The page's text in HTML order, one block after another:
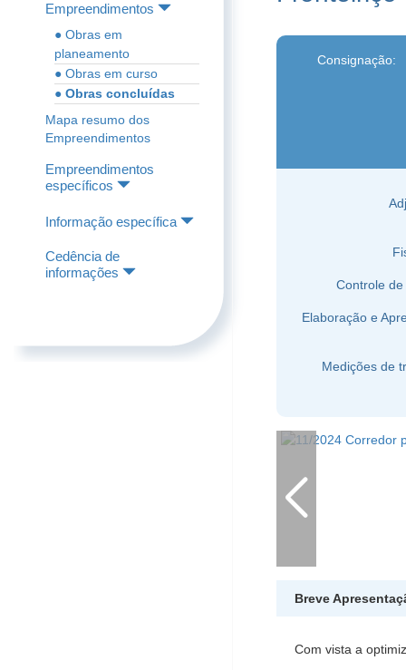
Empreendimentos
● Obras em
planeamento
● Obras em curso
● Obras concluídas
Mapa resumo dos
Empreendimentos
Empreendimentos
específicos
Informação específica
Cedência de
informações
Consignação:
Controle
Elaboração e
Medições de
Breve
Com vista a